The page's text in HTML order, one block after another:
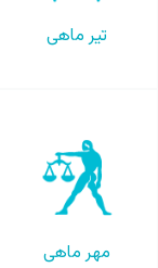
تیر ماهی
مهر ماهی